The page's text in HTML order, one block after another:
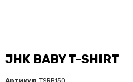
JHK BABY T-SHIRT